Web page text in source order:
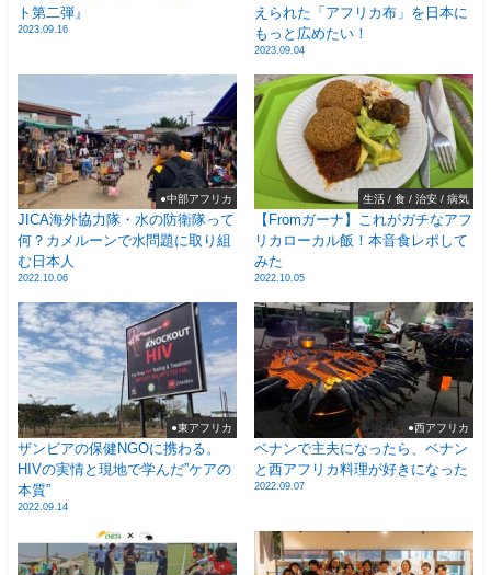
ト第二弾』
2023.09.16
えられた「アフリカ布」を日本に
もっと広めたい！
2023.09.04
●中部アフリカ
JICA海外協力隊・水の防衛隊って
何？カメルーンで水問題に取り組
む日本人
2022.10.06
生活 / 食 / 治安 / 病気
【Fromガーナ】これがガチなアフ
リカローカル飯！本音食レポして
みた
2022.10.05
●東アフリカ
ザンビアの保健NGOに携わる。
HIVの実情と現地で学んだ”ケアの
本質”
2022.09.14
●西アフリカ
ベナンで主夫になったら、ベナン
と西アフリカ料理が好きになった
2022.09.07